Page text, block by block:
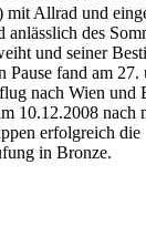
Allrad und
anlässlich des
und seiner
Pause fand am 27.
nach Wien und
10.12.2008 nach
erfolgreich die
in Bronze.